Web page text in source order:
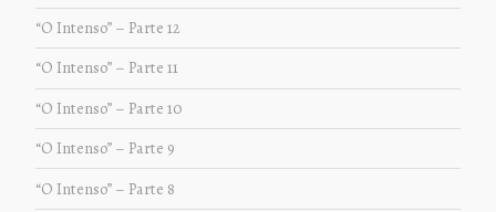
“O Intenso” – Parte 12
“O Intenso” – Parte 11
“O Intenso” – Parte 10
“O Intenso” – Parte 9
“O Intenso” – Parte 8